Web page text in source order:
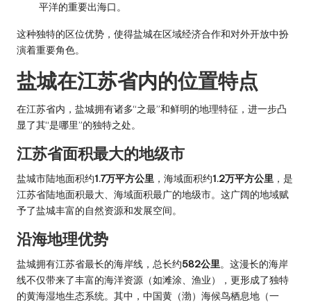
平洋的重要出海口。
这种独特的区位优势，使得盐城在区域经济合作和对外开放中扮
演着重要角色。
盐城在江苏省内的位置特点
在江苏省内，盐城拥有诸多“之最”和鲜明的地理特征，进一步凸
显了其“是哪里”的独特之处。
江苏省面积最大的地级市
盐城市陆地面积约1.7万平方公里 ，海域面积约1.2万平方公里 ，是
江苏省陆地面积最大、海域面积最广的地级市。这广阔的地域赋
予了盐城丰富的自然资源和发展空间。
沿海地理优势
盐城拥有江苏省最长的海岸线，总长约582公里。这漫长的海岸
线不仅带来了丰富的海洋资源（如滩涂、渔业），更形成了独特
的黄海湿地生态系统。其中，中国黄（渤）海候鸟栖息地（一